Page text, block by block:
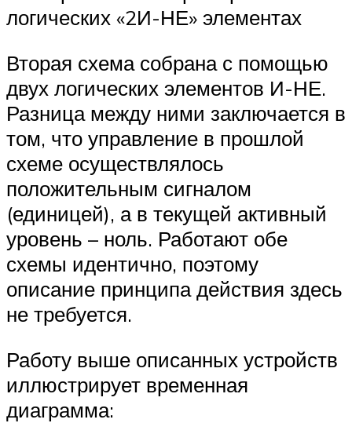
логических «2И-НЕ» элементах
Вторая схема собрана с помощью
двух логических элементов И-НЕ.
Разница между ними заключается в
том, что управление в прошлой
схеме осуществлялось
положительным сигналом
(единицей), а в текущей активный
уровень – ноль. Работают обе
схемы идентично, поэтому
описание принципа действия здесь
не требуется.
Работу выше описанных устройств
иллюстрирует временная
диаграмма: